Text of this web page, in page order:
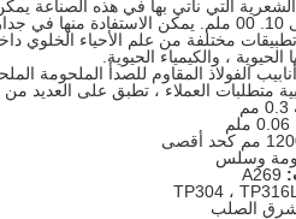
30 ملم إلى 10. 00 ملم. يمكن الاستفادة
مختلفة من علم الأحياء الخلوي
الحيوية ، والكيمياء الحيوية.
متطلبات العملاء ، تطبق على العديد
وسلس
الصلب